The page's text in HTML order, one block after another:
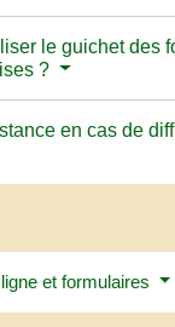
le guichet des
?
en cas de
et formulaires